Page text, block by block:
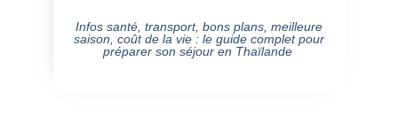
Infos santé, transport, bons plans, meilleure
saison, coût de la vie : le guide complet pour
préparer son séjour en Thaïlande